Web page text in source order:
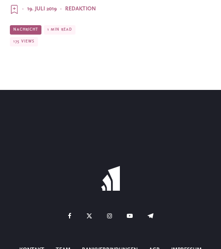
REDAKTION
·
19. JULI 2019
·
NACHRICHT 1 MIN READ
175 VIEWS